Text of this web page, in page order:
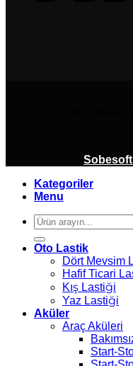
Sobesoft
Kategoriler
Menu
Ara:
Oto Lastik
Dört Mevsim
Hafif Ticari
Kış Lastiği
Yaz Lastiği
Aküler
Araç Aküleri
Start-